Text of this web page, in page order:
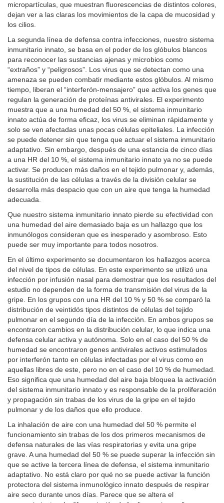
micropartículas, que muestran fluorescencias de distintos colores,
dejan ver a las claras los movimientos de la capa de mucosidad y
los cilios.
La segunda línea de defensa contra infecciones, nuestro sistema
inmunitario innato, se basa en el poder de los glóbulos blancos
para reconocer las sustancias ajenas y microbios como
“extraños” y “peligrosos”. Los virus que se detectan como una
amenaza se pueden combatir mediante estos glóbulos. Al mismo
tiempo, liberan el “interferón-mensajero” que activa los genes que
regulan la generación de proteínas antivirales. El experimento
muestra que a una humedad del 50 %, el sistema inmunitario
innato actúa de forma eficaz, los virus se eliminan rápidamente y
solo se ven afectadas unas pocas células epiteliales. La infección
se puede detener sin que tenga que actuar el sistema inmunitario
adaptativo. Sin embargo, después de una estancia de cinco días
a una HR del 10 %, el sistema inmunitario innato ya no se puede
activar. Se producen más daños en el tejido pulmonar y, además,
la sustitución de las células a través de la división celular se
desarrolla más despacio que con un aire que tenga la humedad
adecuada.
Que nuestro sistema inmunitario innato pierde su efectividad con
una humedad del aire demasiado baja es un hallazgo que los
inmunólogos consideran que es inesperado y asombroso. Esto
puede ser muy importante para todos nosotros.
En el último experimento se documentaron los hallazgos acerca
del nivel de tipos de células. En este experimento se utilizó una
infección por infusión nasal para demostrar que los resultados del
estudio no dependen de la forma de transmisión del virus de la
gripe. En los grupos con una HR del 10 % y 50 % se comparó la
distribución de veintidós tipos distintos de células del tejido
pulmonar en el segundo día de la infección. En ambos grupos se
encontraron cambios en la distribución celular, lo que indica una
defensa celular activa y autónoma. Solo en el caso del 50 % de
humedad se encontraron genes antivirales activos estimulados
por interferón tanto en células infectadas por el virus como en
aquellas libres de este, pero no en el caso del 10 % de humedad.
Eso significa que una humedad del aire baja bloquea la activación
del sistema inmunitario innato y es responsable de la proliferación
y propagación sin trabas de los virus de la gripe en el tejido
pulmonar y de los daños que ello produce.
La inhalación de aire con una humedad del 50 % permite el
funcionamiento sin trabas de los dos primeros mecanismos de
defensa naturales de las vías respiratorias y evita una gripe
grave. A una humedad del 50 % se puede superar la infección sin
que se active la tercera línea de defensa, el sistema inmunitario
adaptativo. No está claro por qué no se puede activar la función
protectora del sistema inmunológico innato después de respirar
aire seco durante unos días. Parece que se altera el